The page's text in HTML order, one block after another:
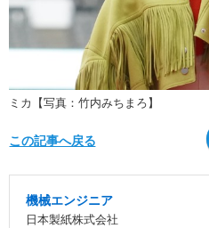
ミカ【写真：竹内みちまろ】
この記事へ戻る
機械エンジニア
日本製紙株式会社